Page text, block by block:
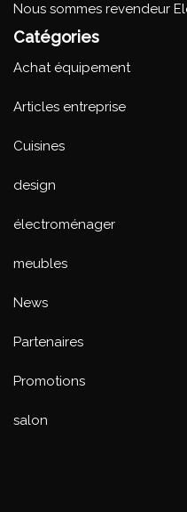
Nous sommes revendeur
Catégories
Achat équipement
Articles entreprise
Cuisines
design
électroménager
meubles
News
Partenaires
Promotions
salon